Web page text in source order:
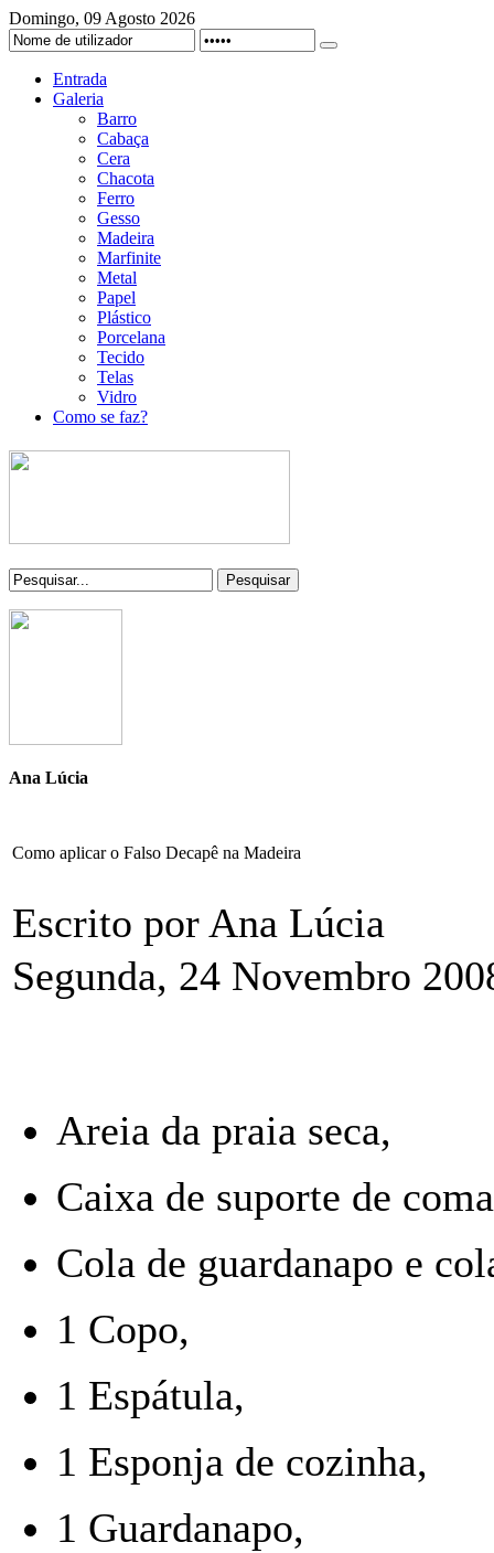
Domingo, 09 Agosto 2026
Entrada
Galeria
Barro
Cabaça
Cera
Chacota
Ferro
Gesso
Madeira
Marfinite
Metal
Papel
Plástico
Porcelana
Tecido
Telas
Vidro
Como se faz?
Pesquisar
Ana Lúcia
Como aplicar o Falso Decapê na Madeira
Escrito por Ana Lúcia
Segunda, 24 Novembro
Areia da praia seca,
Caixa de suporte de
Cola de guardanapo e
1 Copo,
1 Espátula,
1 Esponja de cozinha,
1 Guardanapo,